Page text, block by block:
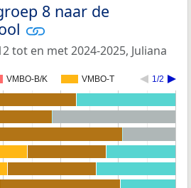
8 naar de
tot en met 2024-2025, Juliana
VMBO-B/K VMBO-T 1/2